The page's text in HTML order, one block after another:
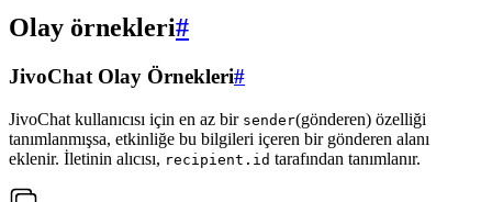
Olay örnekleri#
JivoChat Olay Örnekleri#
JivoChat kullanıcısı için en az bir sender(gönderen) özelliği
tanımlanmışsa, etkinliğe bu bilgileri içeren bir gönderen alanı
eklenir. İletinin alıcısı, recipient.id tarafından tanımlanır.